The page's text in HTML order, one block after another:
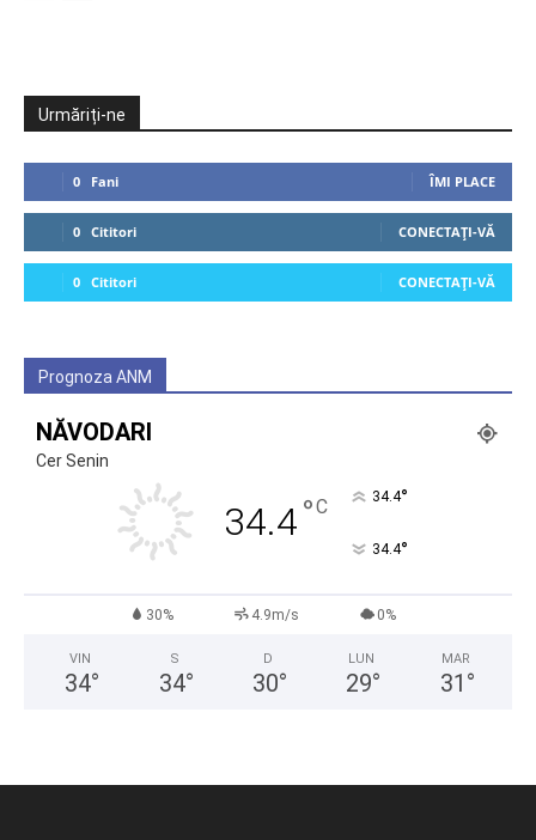
Urmăriți-ne
0 Fani ÎMI PLACE
0 Cititori CONECTAȚI-VĂ
0 Cititori CONECTAȚI-VĂ
Prognoza ANM
NĂVODARI
Cer Senin
34.4°C 34.4°
34.4°
30% 4.9m/s 0%
VIN
34°
S
34°
D
30°
LUN
29°
MAR
31 °